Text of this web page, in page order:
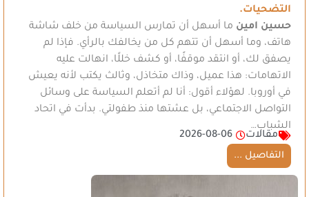
التضحيات.
حسين امين ما أسهل أن تمارس السياسة من خلف شاشة
هاتف، وما أسهل أن تتهم كل من يخالفك بالرأي. فإذا لم
يصفق لك، أو انتقد موقفًا، أو كشف خللًا، انهالت عليه
الاتهامات: هذا عميل، وذاك متخاذل، وثالث يكتب لأنه يعيش
في أوروبا. لهؤلاء أقول: أنا لم أتعلم السياسة على وسائل
التواصل الاجتماعي، بل عشتها منذ طفولتي. بدأت في اتحاد
الشباب…
مقالات
2026-08-06
التفاصيل ...